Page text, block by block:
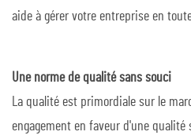
aide à gérer votre entreprise en
Une norme de qualité sans souci
La qualité est primordiale sur le
engagement en faveur d'une